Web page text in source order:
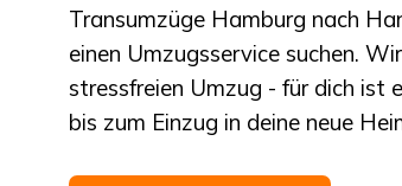
Transumzüge Hamburg nach
einen Umzugsservice suchen.
stressfreien Umzug - für dich ist
bis zum Einzug in deine neue